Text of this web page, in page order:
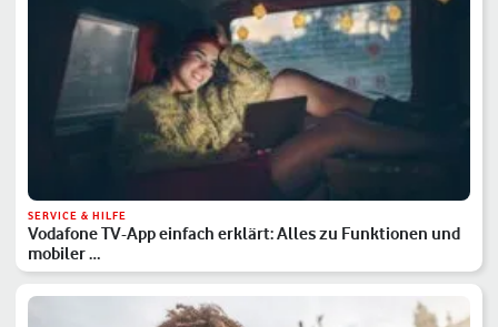
SERVICE & HILFE
Vodafone TV-App einfach erklärt: Alles zu Funktionen und
mobiler …